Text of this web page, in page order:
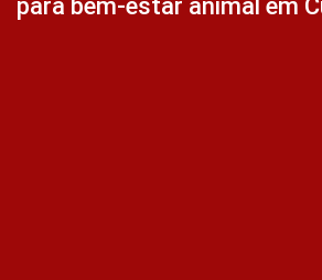
para bem-estar animal em